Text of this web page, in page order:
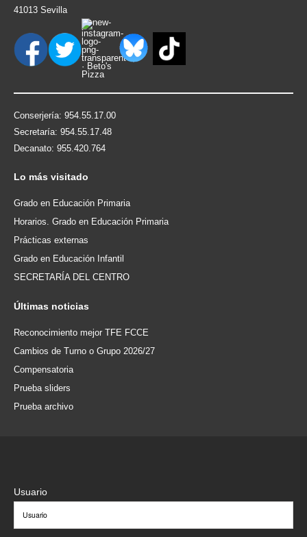
41013 Sevilla
Conserjería: 954.55.17.00
Secretaría: 954.55.17.48
Decanato: 955.420.764
Lo más visitado
Grado en Educación Primaria
Horarios. Grado en Educación Primaria
Prácticas externas
Grado en Educación Infantil
SECRETARÍA DEL CENTRO
Últimas noticias
Reconocimiento mejor TFE FCCE
Cambios de Turno o Grupo 2026/27
Compensatoria
Prueba sliders
Prueba archivo
Usuario